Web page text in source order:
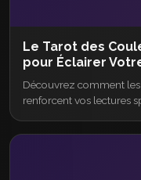
Le Tarot des
pour Éclairer
Découvrez comment
renforcent vos lectures